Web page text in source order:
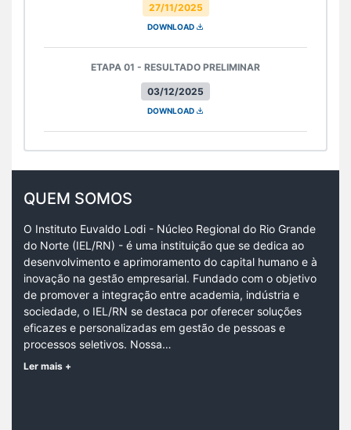
27/11/2025
DOWNLOAD
03/12/2025
ETAPA 01 - RESULTADO PRELIMINAR
DOWNLOAD
QUEM SOMOS
O Instituto Euvaldo Lodi - Núcleo Regional do Rio Grande
do Norte (IEL/RN) - é uma instituição que se dedica ao
desenvolvimento e aprimoramento do capital humano e à
inovação na gestão empresarial. Fundado com o objetivo
de promover a integração entre academia, indústria e
sociedade, o IEL/RN se destaca por oferecer soluções
eficazes e personalizadas em gestão de pessoas e
processos seletivos. Nossa…
Ler mais +